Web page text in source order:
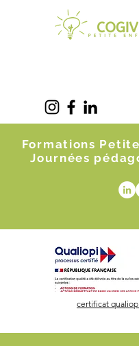
Formations
Journées
certificat qualiopi